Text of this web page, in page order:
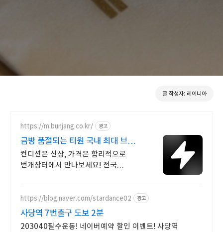
글 작성자: 레이니아
https://m.bunjang.co.kr/ 광고
금방 품절되는 티원 국내 최대 브랜드
중고거래
컨디션은 신상, 가격은 합리적으로
번개장터에서 만나보세요! 전국
https://blog.naver.com/stardance02 광고
사당역 7번출구 도보 2분
203040필수운동! 네이버예약 할인 이벤트! 사당역